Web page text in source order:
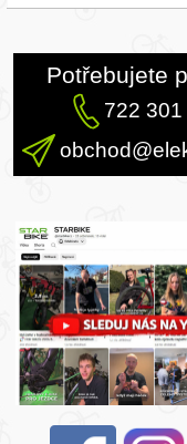
Potřebujete
722 301